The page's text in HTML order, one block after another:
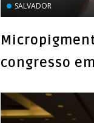
SALVADOR
congresso